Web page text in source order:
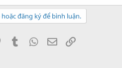
đăng ký để bình luận.
PinterestTumblr WhatsApp
Email